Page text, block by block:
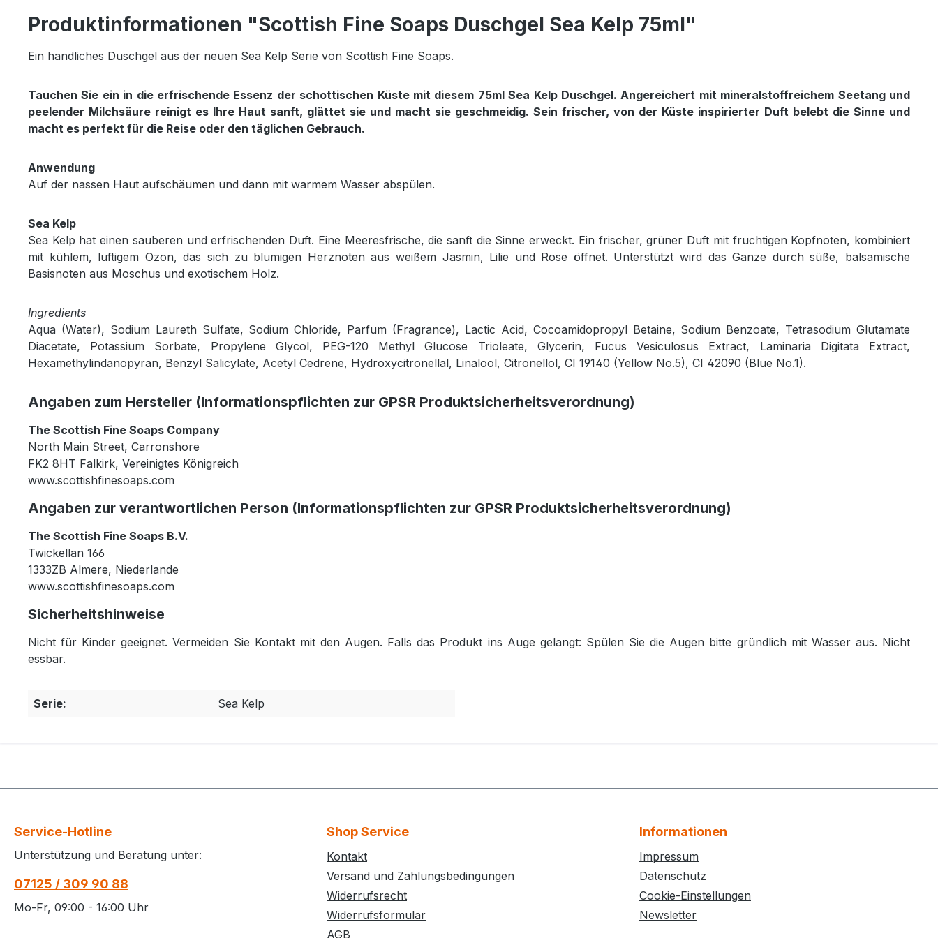
Produktinformationen "Scottish Fine Soaps Duschgel Sea Kelp 75ml"
Ein handliches Duschgel aus der neuen Sea Kelp Serie von Scottish Fine Soaps.
Tauchen Sie ein in die erfrischende Essenz der schottischen Küste mit diesem 75ml Sea Kelp Duschgel. Angereichert mit mineralstoffreichem Seetang und
peelender Milchsäure reinigt es Ihre Haut sanft, glättet sie und macht sie geschmeidig. Sein frischer, von der Küste inspirierter Duft belebt die Sinne und
macht es perfekt für die Reise oder den täglichen Gebrauch.
Anwendung
Auf der nassen Haut aufschäumen und dann mit warmem Wasser abspülen.
Sea Kelp
Sea Kelp hat einen sauberen und erfrischenden Duft. Eine Meeresfrische, die sanft die Sinne erweckt. Ein frischer, grüner Duft mit fruchtigen Kopfnoten, kombiniert
mit kühlem, luftigem Ozon, das sich zu blumigen Herznoten aus weißem Jasmin, Lilie und Rose öffnet. Unterstützt wird das Ganze durch süße, balsamische
Basisnoten aus Moschus und exotischem Holz.
Ingredients
Aqua (Water), Sodium Laureth Sulfate, Sodium Chloride, Parfum (Fragrance), Lactic Acid, Cocoamidopropyl Betaine, Sodium Benzoate, Tetrasodium Glutamate
Diacetate, Potassium Sorbate, Propylene Glycol, PEG-120 Methyl Glucose Trioleate, Glycerin, Fucus Vesiculosus Extract, Laminaria Digitata Extract,
Hexamethylindanopyran, Benzyl Salicylate, Acetyl Cedrene, Hydroxycitronellal, Linalool, Citronellol, CI 19140 (Yellow No.5), CI 42090 (Blue No.1).
Angaben zum Hersteller (Informationspflichten zur GPSR Produktsicherheitsverordnung)
The Scottish Fine Soaps Company
North Main Street, Carronshore
FK2 8HT Falkirk, Vereinigtes Königreich
www.scottishfinesoaps.com
Angaben zur verantwortlichen Person (Informationspflichten zur GPSR Produktsicherheitsverordnung)
The Scottish Fine Soaps B.V.
Twickellan 166
1333ZB Almere, Niederlande
www.scottishfinesoaps.com
Sicherheitshinweise
Nicht für Kinder geeignet. Vermeiden Sie Kontakt mit den Augen. Falls das Produkt ins Auge gelangt: Spülen Sie die Augen bitte gründlich mit Wasser aus. Nicht
essbar.
Serie: Sea Kelp
Service-Hotline
Unterstützung und Beratung unter:
07125 / 309 90 88
Mo-Fr, 09:00 - 16:00 Uhr
Shop Service
Kontakt
Versand und Zahlungsbedingungen
Widerrufsrecht
Widerrufsformular
AGB
Informationen
Impressum
Datenschutz
Cookie-Einstellungen
Newsletter